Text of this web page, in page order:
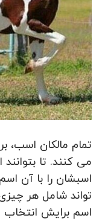
تمام مالکان اسب،
می کنند. تا
اسبشان را با آن
تواند شامل هر
اسم برایش